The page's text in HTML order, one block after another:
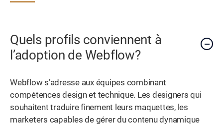
Quels profils conviennent à
l’adoption de Webflow?
Webflow s’adresse aux équipes combinant
compétences design et technique. Les designers qui
souhaitent traduire finement leurs maquettes, les
marketers capables de gérer du contenu dynamique